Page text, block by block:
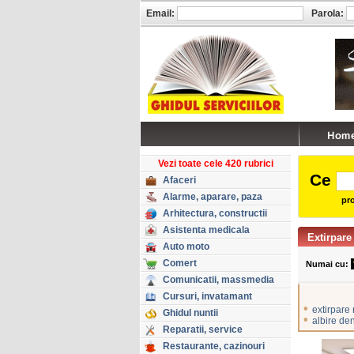
Vezi toate cele 420 rubrici
Afaceri
Alarme, aparare, paza
Arhitectura, constructii
Asistenta medicala
Auto moto
Comert
Comunicatii, massmedia
Cursuri, invatamant
Ghidul nuntii
Reparatii, service
Restaurante, cazinouri
Ce
Extirpare
Numai cu:
• extirpare
• albire
Email: Parola: